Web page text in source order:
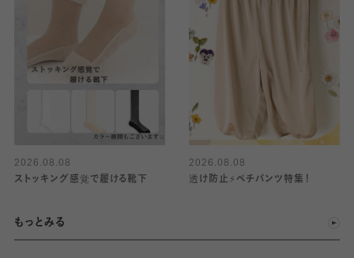
2026.08.08
ストッキング感覚で履ける靴下
2026.08.08
透け防止⚡️ペチパンツ特集！
もっとみる